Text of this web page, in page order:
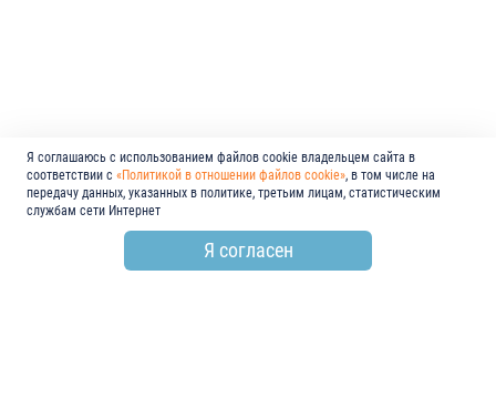
Я соглашаюсь с использованием файлов cookie владельцем сайта в
соответствии с «Политикой в отношении файлов cookie», в том числе на
передачу данных, указанных в политике, третьим лицам, статистическим
службам сети Интернет
Я согласен